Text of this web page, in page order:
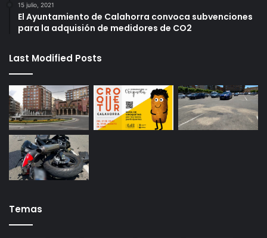
15 julio, 2021
El Ayuntamiento de Calahorra convoca subvenciones
para la adquisión de medidores de CO2
Last Modified Posts
Temas